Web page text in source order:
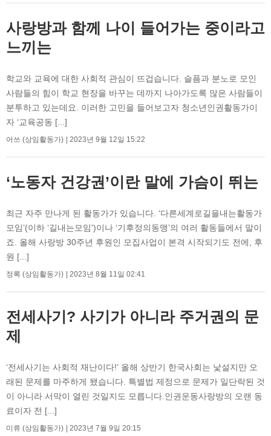
사랑방과 함께 나이 들어가는 중이라고
느끼는
학교와 교육에 대한 사회적 관심이 뜨겁습니다. 슬픔과 분노로 모인
사람들의 힘이 학교 현장을 바꾸는 데까지 나아가도록 많은 사람들이
분투하고 있는데요. 이러한 고민을 들어보고자 청소년인권활동가이
자 ‘교육공동 [...]
어쓰 (상임활동가) 2023년 9월 12일 15:22
‘노동자 건강권’이란 말에 가슴이 뛰는
최근 자주 만나게 된 활동가가 있습니다. ‘다른세계로길을내는활동가
모임’(이하 ‘길내는모임')이나 ‘기후정의동맹’의 여러 활동들에서 말이
죠. 올해 사랑방 30주년 후원인 모집사업이 본격 시작되기도 전에, 후
원 [...]
정록 (상임활동가) 2023년 8월 11일 02:41
전세사기? 사기가 아니라 주거권의 문
제
‘전세사기는 사회적 재난이다!’ 올해 상반기 한국사회는 낯설지만 오
래된 문제를 마주하게 됐습니다. 특별법 제정으로 문제가 일단락된 것
이 아니라 서막이 열린 것일지도 모릅니다.인권운동사랑방의 오랜 동
료이자 전 [...]
미류 (상임활동가) 2023년 7월 9일 20:15